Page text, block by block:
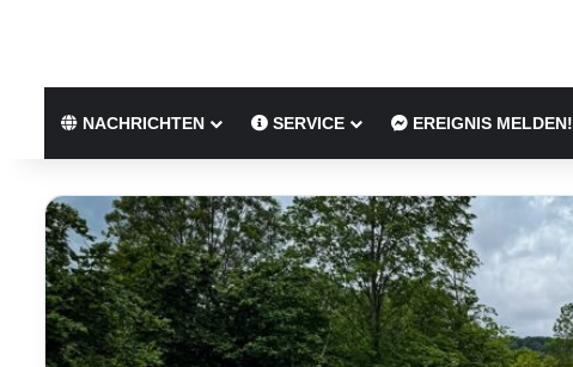
NACHRICHTEN SERVICE EREIGNIS MELDEN!